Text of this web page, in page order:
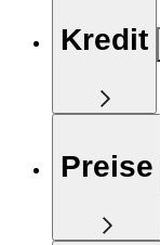
Kredit
Preise